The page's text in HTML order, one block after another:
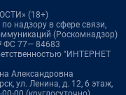
(18+)
надзору в сфере связи,
(Роскомнадзор)
ФС 77— 84683
"ИНТЕРНЕТ
Александровна
ул. Ленина, д. 12, 6 этаж,